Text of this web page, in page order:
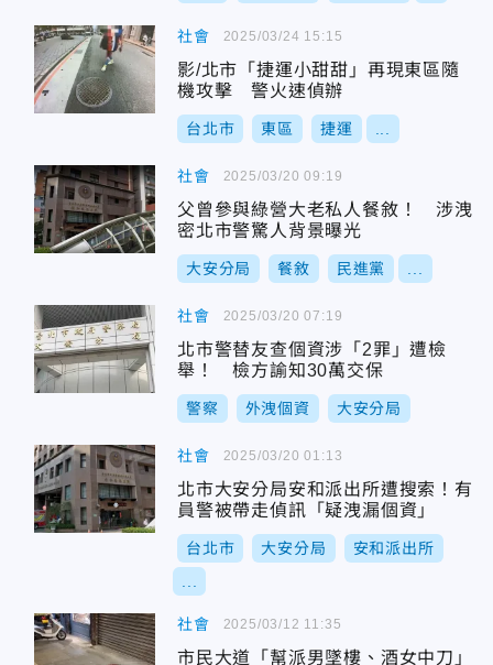
社會
影/北市「捷運小甜甜」再現東區隨
機攻擊 警火速偵辦
台北市 東區 捷運
2025/03/24 15:15
社會
父曾參與綠營大老私人餐敘！ 涉洩
密北市警驚人背景曝光
大安分局 餐敘 民進黨
2025/03/20 09:19
社會
北市警替友查個資涉「2罪」遭檢
舉！ 檢方諭知30萬交保
警察 外洩個資 大安分局
2025/03/20 07:19
社會
北市大安分局安和派出所遭搜索！有
員警被帶走偵訊「疑洩漏個資」
台北市 大安分局 安和派出所
2025/03/20 01:13
社會
市民大道「幫派男墜樓、酒女中刀」
2025/03/12 11:35